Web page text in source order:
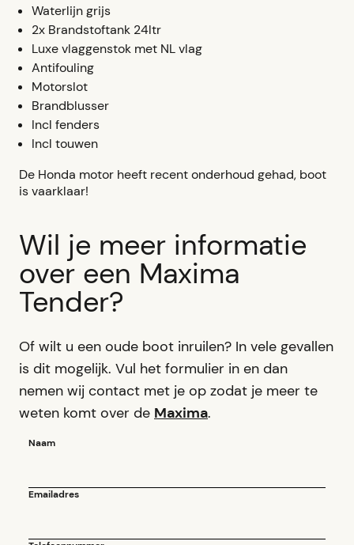
Waterlijn grijs
2x Brandstoftank 24ltr
Luxe vlaggenstok met NL vlag
Antifouling
Motorslot
Brandblusser
Incl fenders
Incl touwen
De Honda motor heeft recent onderhoud gehad, boot
is vaarklaar!
Wil je meer informatie
over een Maxima
Tender?
Of wilt u een oude boot inruilen? In vele gevallen
is dit mogelijk. Vul het formulier in en dan
nemen wij contact met je op zodat je meer te
weten komt over de Maxima.
Naam
Emailadres